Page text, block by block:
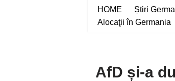
HOME Știri
Alocaţii în Germania
AfD și-a